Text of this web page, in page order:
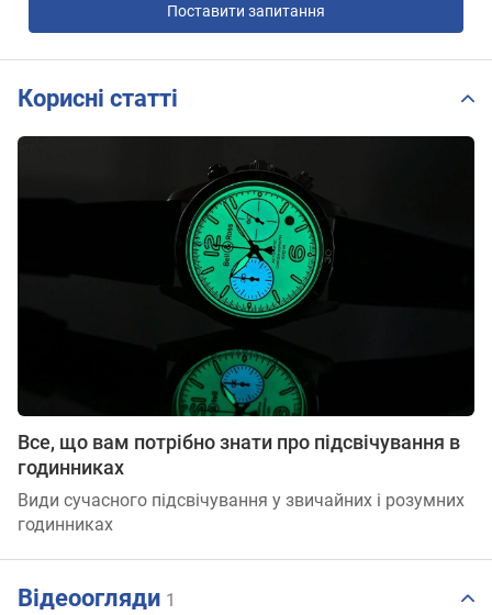
Поставити запитання
Корисні статті
Все, що вам потрібно знати про підсвічування в
годинниках
Види сучасного підсвічування у звичайних і розумних
годинниках
Відеоогляди 1